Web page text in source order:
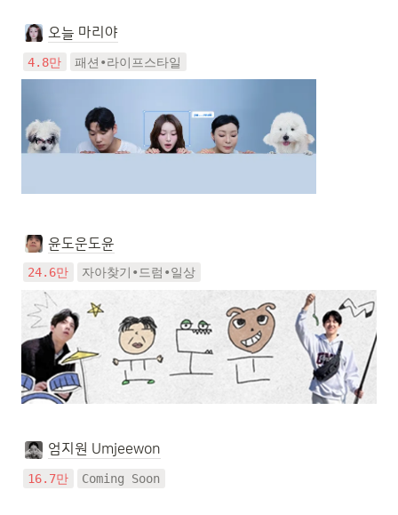
오늘 마리야
4.8만 패션•라이프스타일
윤도운도윤
24.6만 자아찾기•드럼•일상
엄지원 Umjeewon
16.7만 Coming Soon